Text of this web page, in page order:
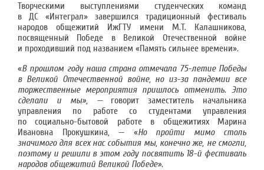
Творческими выступлениями студенческих команд
в ДС «Интеграл» завершился традиционный фестиваль
народов общежитий ИжГТУ имени М.Т. Калашникова,
посвященный Победе в Великой Отечественной войне
и проходивший под названием «Память сильнее времени».
«В прошлом году наша страна отмечала 75-летие Победы
в Великой Отечественной войне, но из-за пандемии все
торжественные мероприятия пришлось отменить. Это
сделали и мы», — говорит заместитель начальника
управления по работе со студентами управления
по социально-бытовой работе в общежитиях Марина
Ивановна Прокушкина, — «Но пройти мимо столь
значимого для всех нас события мы, конечно же, не смогли,
поэтому и решили в этом году посвятить 18-й фестиваль
народов общежитий Великой Победе».